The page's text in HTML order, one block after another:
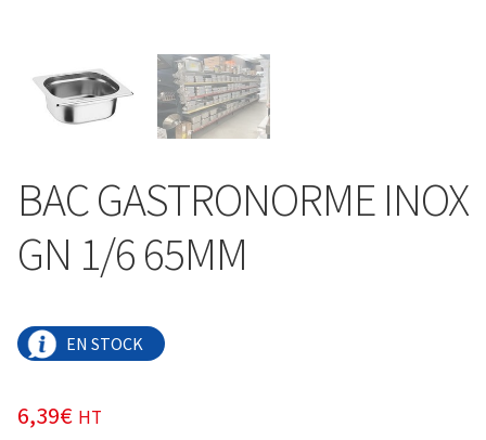
BAC GASTRONORME INOX
GN 1/6 65MM
EN STOCK
6,39€ HT